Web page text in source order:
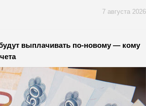
7 августа 2026
выплачивать по-новому — кому